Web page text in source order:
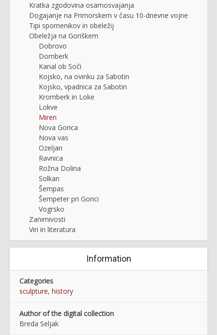
Kratka zgodovina osamosvajanja
Dogajanje na Primorskem v času 10-dnevne vojne
Tipi spomenikov in obeležij
Obeležja na Goriškem
Dobrovo
Dornberk
Kanal ob Soči
Kojsko, na ovinku za Sabotin
Kojsko, vpadnica za Sabotin
Kromberk in Loke
Lokve
Miren
Nova Gorica
Nova vas
Ozeljan
Ravnica
Rožna Dolina
Solkan
Šempas
Šempeter pri Gorici
Vogrsko
Zanimivosti
Viri in literatura
Information
Categories
sculpture, history
Author of the digital collection
Breda Seljak